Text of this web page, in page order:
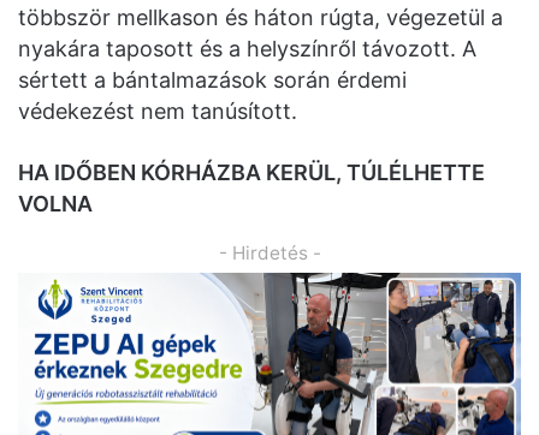
többször mellkason és háton rúgta, végezetül a
nyakára taposott és a helyszínről távozott. A
sértett a bántalmazások során érdemi
védekezést nem tanúsított.
HA IDŐBEN KÓRHÁZBA KERÜL, TÚLÉLHETTE
VOLNA
- Hirdetés -